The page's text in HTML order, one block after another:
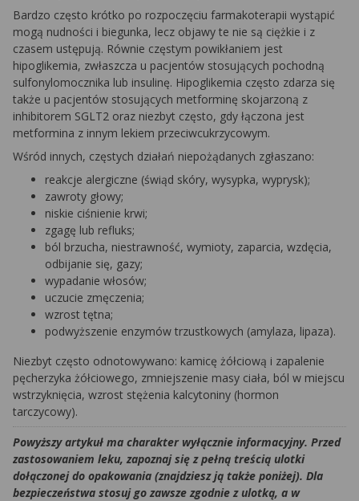
Bardzo często krótko po rozpoczęciu farmakoterapii wystąpić
mogą nudności i biegunka, lecz objawy te nie są ciężkie i z
czasem ustępują. Równie częstym powikłaniem jest
hipoglikemia, zwłaszcza u pacjentów stosujących pochodną
sulfonylomocznika lub insulinę. Hipoglikemia często zdarza się
także u pacjentów stosujących metforminę skojarzoną z
inhibitorem SGLT2 oraz niezbyt często, gdy łączona jest
metformina z innym lekiem przeciwcukrzycowym.
Wśród innych, częstych działań niepożądanych zgłaszano:
reakcje alergiczne (świąd skóry, wysypka, wyprysk);
zawroty głowy;
niskie ciśnienie krwi;
zgagę lub refluks;
ból brzucha, niestrawność, wymioty, zaparcia, wzdęcia,
odbijanie się, gazy;
wypadanie włosów;
uczucie zmęczenia;
wzrost tętna;
podwyższenie enzymów trzustkowych (amylaza, lipaza).
Niezbyt często odnotowywano: kamicę żółciową i zapalenie
pęcherzyka żółciowego, zmniejszenie masy ciała, ból w miejscu
wstrzyknięcia, wzrost stężenia kalcytoniny (hormon
tarczycowy).
Powyższy artykuł ma charakter wyłącznie informacyjny. Przed
zastosowaniem leku, zapoznaj się z pełną treścią ulotki
dołączonej do opakowania (znajdziesz ją także poniżej). Dla
bezpieczeństwa stosuj go zawsze zgodnie z ulotką, a w